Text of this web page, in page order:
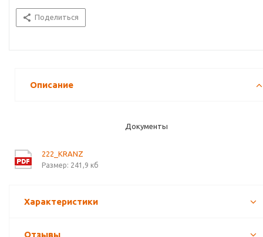
Поделиться
Описание
Документы
222_KRANZ
Размер: 241,9 кб
Характеристики
Отзывы